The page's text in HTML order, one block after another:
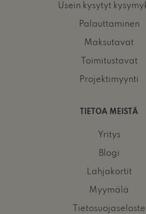
Usein kysytyt
Palauttaminen
Maksutavat
Toimitustavat
Projektimyynti
TIETOA MEISTÄ
Yritys
Blogi
Lahjakortit
Myymälä
Tietosuojaseloste